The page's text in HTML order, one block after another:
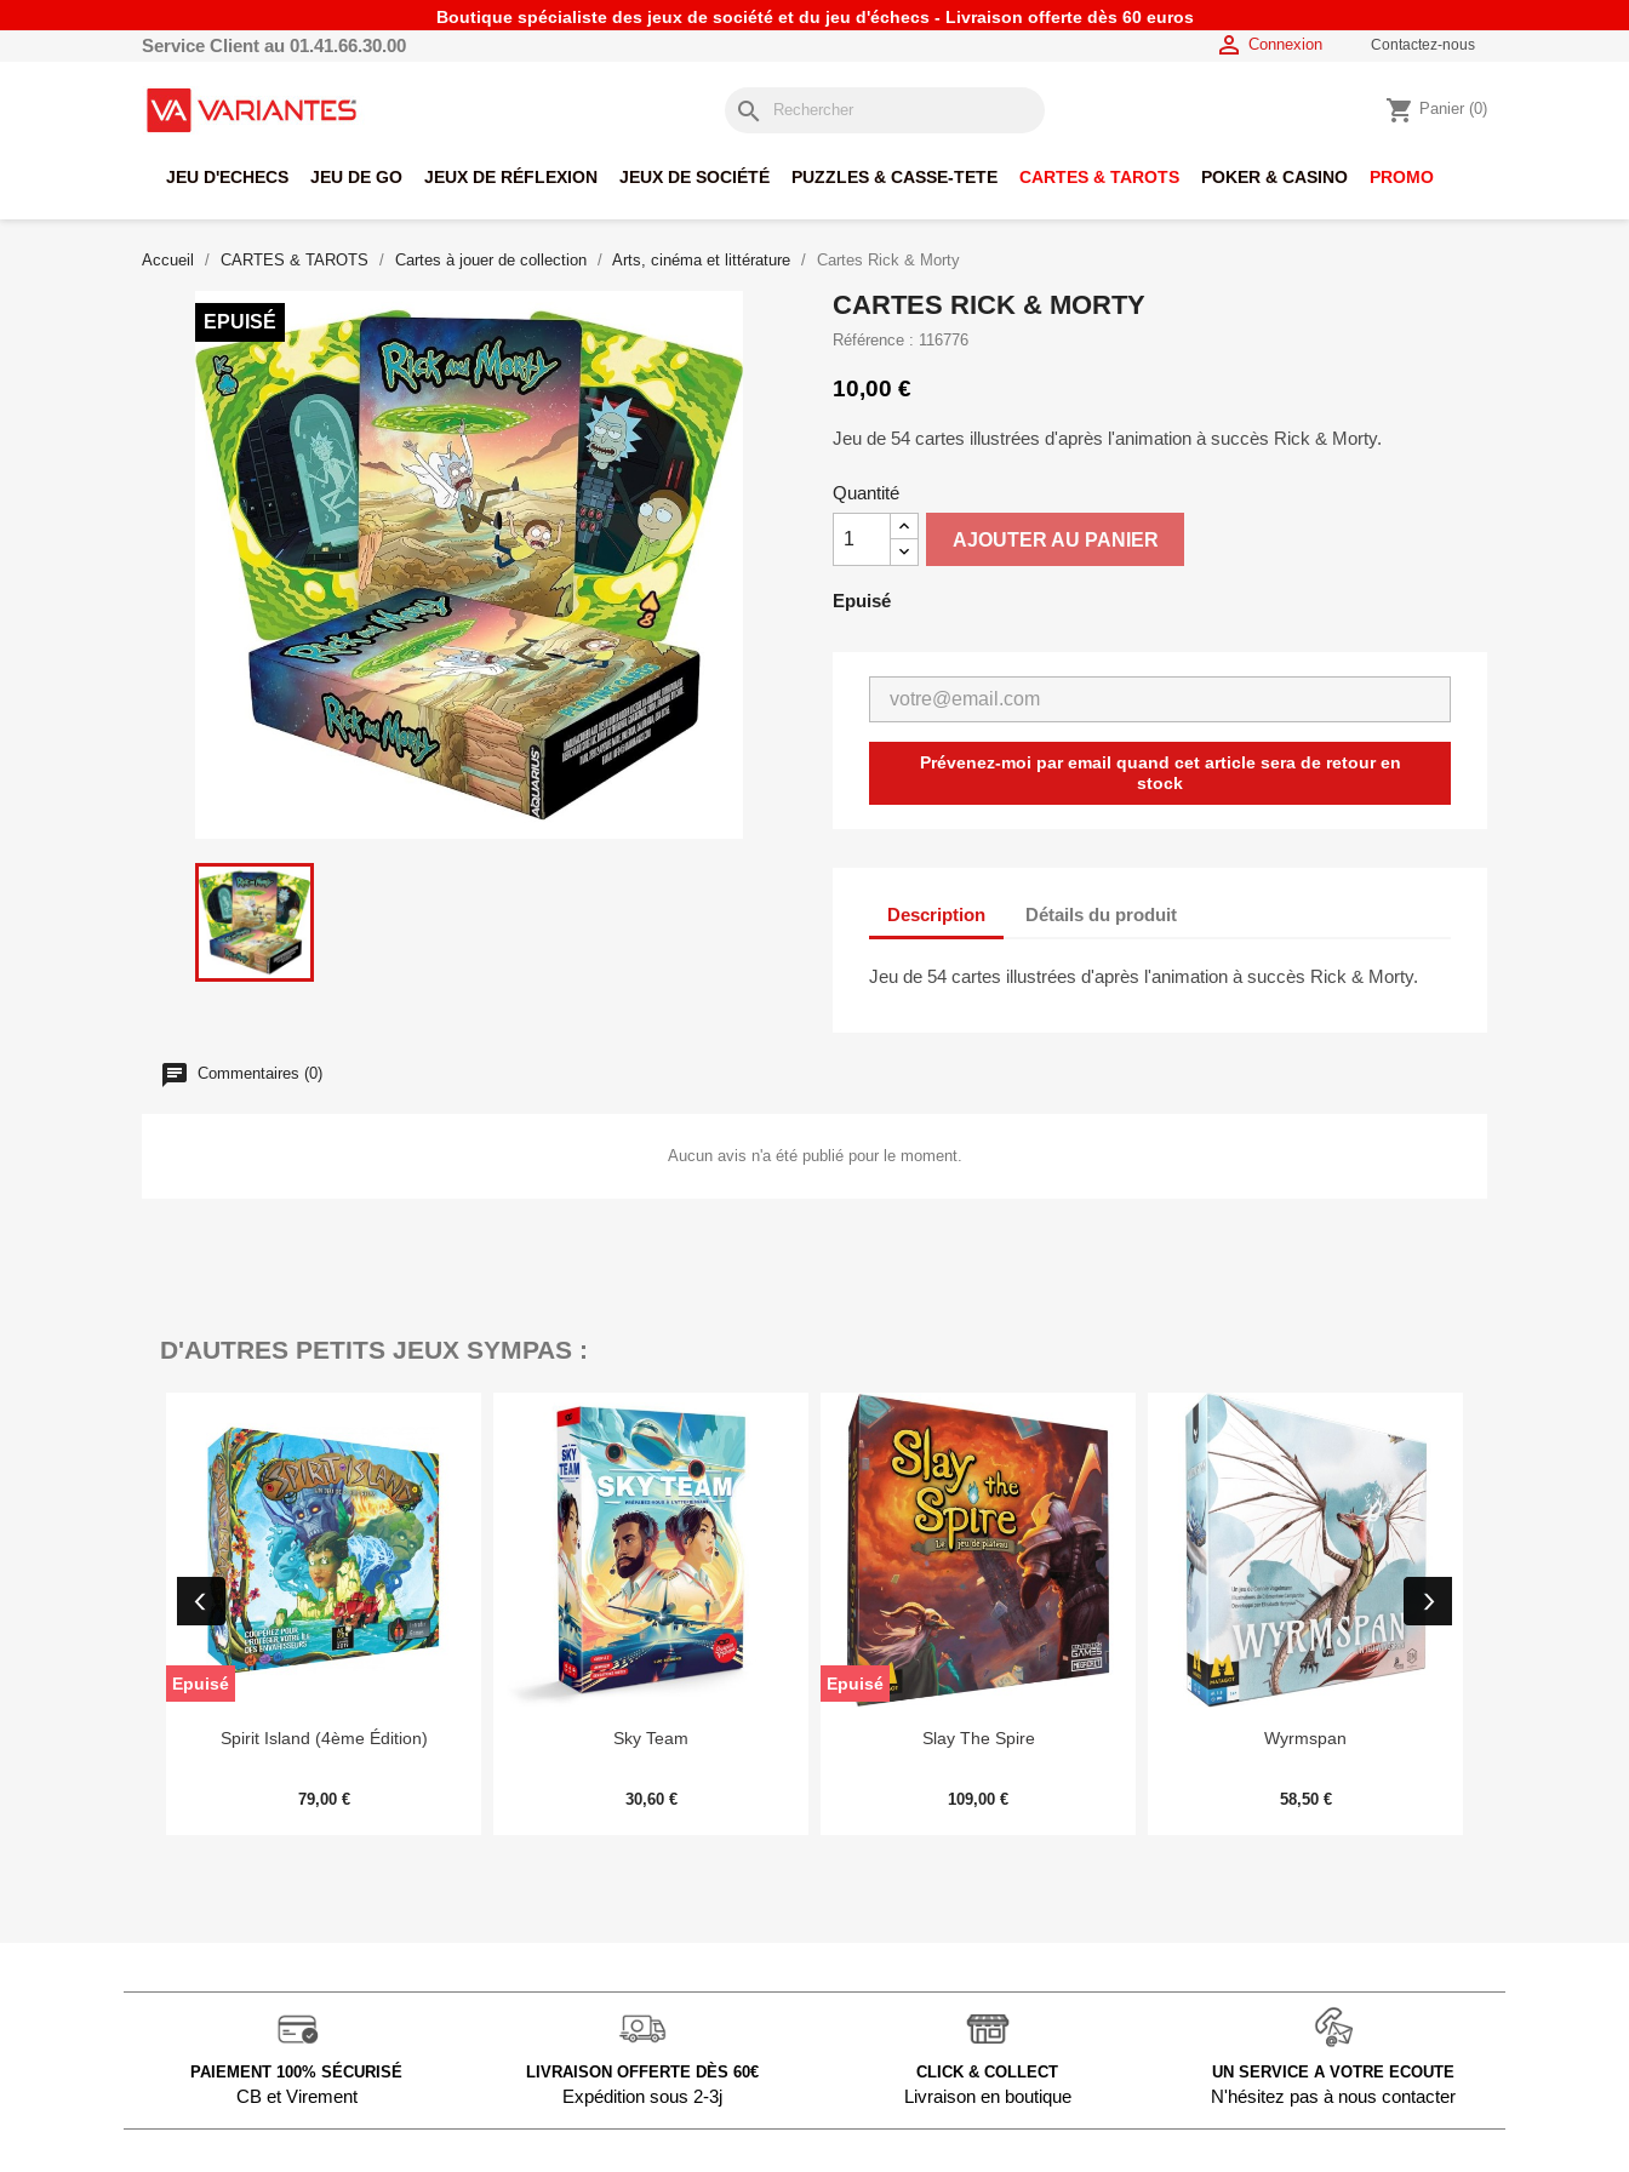
Boutique spécialiste des jeux de société et du jeu d'échecs - Livraison offerte dès 60 euros
Service Client au 01.41.66.30.00  Connexion Contactez-nous
search shopping_cart Panier (0)
JEU D'ECHECS JEU DE GO JEUX DE RÉFLEXION JEUX DE SOCIÉTÉ PUZZLES & CASSE-TETE CARTES & TAROTS POKER & CASINO PROMO
Accueil CARTES & TAROTS Cartes à jouer de collection Arts, cinéma et littérature Cartes Rick & Morty
EPUISÉ
CARTES RICK & MORTY
Référence : 116776
10,00 €
Jeu de 54 cartes illustrées d'après l'animation à succès Rick & Morty.
Quantité
AJOUTER AU PANIER
Epuisé
Prévenez-moi par email quand cet article sera de retour en
stock
Description Détails du produit
Jeu de 54 cartes illustrées d'après l'animation à succès Rick & Morty.
Commentaires (0)
Aucun avis n'a été publié pour le moment.
D'AUTRES PETITS JEUX SYMPAS :
Aperçu rapide
Spirit Island (4ème Édition)
79,00 €
Epuisé
Aperçu rapide
Sky Team
30,60 €
Aperçu rapide
Slay The Spire
109,00 €
Epuisé
Aperçu rapide
Wyrmspan
58,50 €
PAIEMENT 100% SÉCURISÉ
CB et Virement
LIVRAISON OFFERTE DÈS 60€
Expédition sous 2-3j
CLICK & COLLECT
Livraison en boutique
UN SERVICE A VOTRE ECOUTE
N'hésitez pas à nous contacter